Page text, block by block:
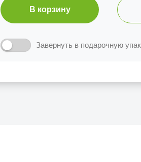
В корзину
Завернуть в подарочную